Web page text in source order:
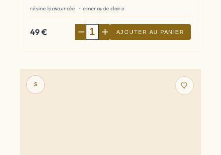
résine biosourcée emeraude claire
49€ − + AJOUTER AU PANIER
S